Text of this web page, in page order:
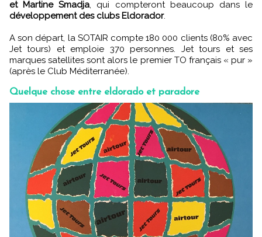
et Martine Smadja, qui compteront beaucoup dans le
développement des clubs Eldorador.
A son départ, la SOTAIR compte 180 000 clients (80% avec
Jet tours) et emploie 370 personnes. Jet tours et ses
marques satellites sont alors le premier TO français « pur »
(après le Club Méditerranée).
Quelque chose entre eldorado et paradore